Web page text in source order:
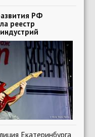
РФ
реестр
Екатеринбурга